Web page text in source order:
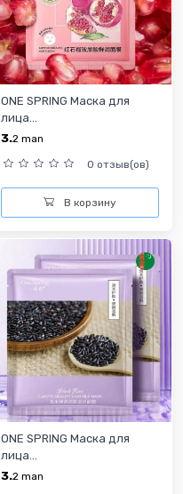
ONE SPRING Маска для
лица...
3.2 man
0 отзыв(ов)
В корзину
ONE SPRING Маска для
лица...
3.2 man